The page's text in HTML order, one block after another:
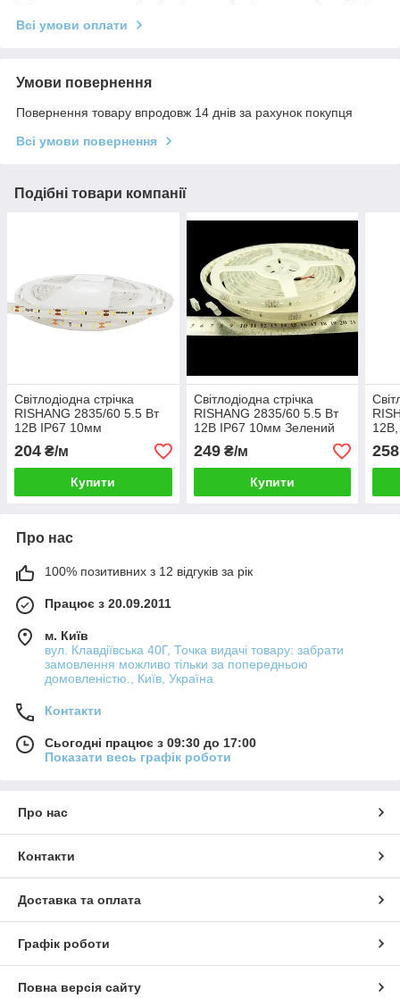
Всі умови оплати
Умови повернення
Повернення товару впродовж 14 днів за рахунок покупця
Всі умови повернення
Подібні товари компанії
Світлодіодна стрічка
RISHANG 2835/60 5.5 Вт
12В IP67 10мм
Нейтральний білий 3500-
5900К
204 ₴/м
Купити
Світлодіодна стрічка
RISHANG 2835/60 5.5 Вт
12В IP67 10мм Зелений
249₴/м
Купити
258
Про нас
100% позитивних з 12 відгуків за рік
Працює з 20.09.2011
м. Київ
вул. Клавдіївська 40Г, Точка видачі товару: забрати
замовлення можливо тільки за попередньою
домовленістю., Київ, Україна
Контакти
Сьогодні працює з 09:30 до 17:00
Показати весь графік роботи
Про нас
Контакти
Доставка та оплата
Графік роботи
Повна версія сайту